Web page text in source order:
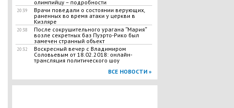
олимпийцу – подробности
20:39
​Врачи поведали о состоянии верующих,
раненных во время атаки у церкви в
Кизляре
20:38
После сокрушительного урагана ʺМарияʺ
возле секретных баз Пуэрто-Рико был
замечен странный объект
20:32
Воскресный вечер с Владимиром
Соловьевым от 18.02.2018: онлайн-
трансляция политического шоу
ВСЕ НОВОСТИ »